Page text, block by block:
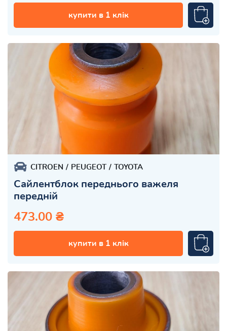
купити в 1 клік
CITROEN PEUGEOT TOYOTA
Сайлентблок переднього важеля
передній
473.00 ₴
купити в 1 клік